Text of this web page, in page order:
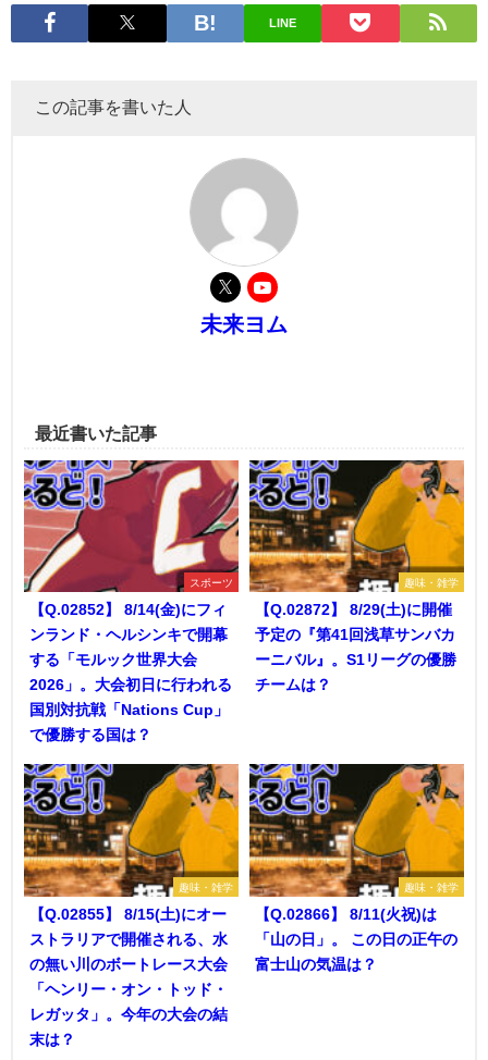
LINE
この記事を書いた人
未来ヨム
最近書いた記事
スポーツ
【Q.02852】 8/14(金)にフィ
ンランド・ヘルシンキで開幕
する「モルック世界大会
2026」。大会初日に行われる
国別対抗戦「Nations Cup」
で優勝する国は？
趣味・雑学
【Q.02872】 8/29(土)に開催
予定の『第41回浅草サンバカ
ーニバル』。S1リーグの優勝
チームは？
趣味・雑学
【Q.02855】 8/15(土)にオー
ストラリアで開催される、水
の無い川のボートレース大会
「ヘンリー・オン・トッド・
レガッタ」。今年の大会の結
末は？
趣味・雑学
【Q.02866】 8/11(火祝)は
「山の日」。 この日の正午の
富士山の気温は？